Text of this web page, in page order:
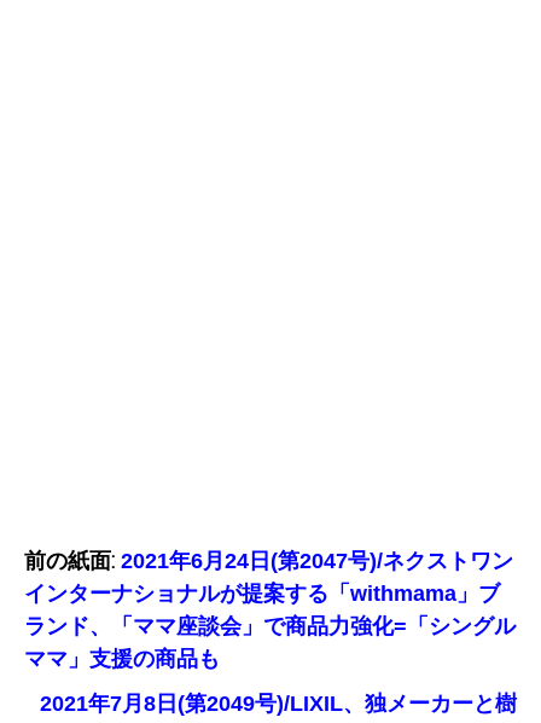
前の紙面: 2021年6月24日(第2047号)/ネクストワン
インターナショナルが提案する「withmama」ブ
ランド、「ママ座談会」で商品力強化=「シングル
ママ」支援の商品も
2021年7月8日(第2049号)/LIXIL、独メーカーと樹